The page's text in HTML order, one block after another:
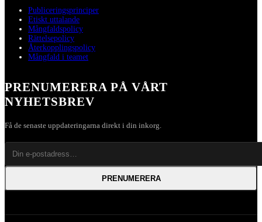
Publiceringsprinciper
Etiskt uttalande
Mångfaldspolicy
Rättelsepolicy
Återkopplingspolicy
Mångfald i teamet
PRENUMERERA PÅ VÅRT
NYHETSBREV
Få de senaste uppdateringarna direkt i din inkorg.
PRENUMERERA